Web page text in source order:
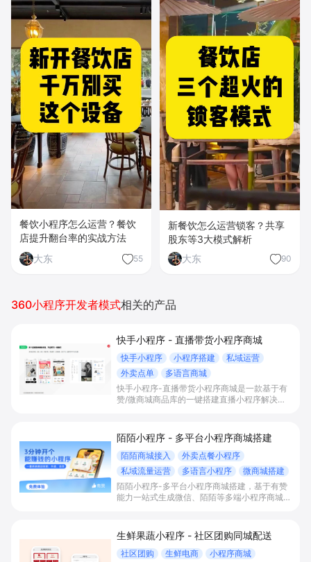
餐饮小程序怎么运营？餐饮
店提升翻台率的实战方法
大东
55
新餐饮怎么运营锁客？共享
股东等3大模式解析
大东
90
360小程序开发者模式相关的产品
快手小程序 - 直播带货小程序商城
快手小程序 小程序搭建
私域运营
外卖点单
多语言商城
快手小程序-直播带货小程序商城是一款基于有
赞/微商城商品库的一键搭建直播小程序解决方
短下单路径、沉淀私域会员并提升转化与复购。
陌陌小程序 - 多平台小程序商城搭建
陌陌商城接入
外卖点餐小程序
私域流量运营
多语言小程序
微商城搭建
陌陌小程序-多平台小程序商城搭建，基于有赞
能力一站式生成微信、陌陌等多端小程序商城，
复购增长。
生鲜果蔬小程序 - 社区团购同城配送
社区团购 生鲜电商
小程序商城